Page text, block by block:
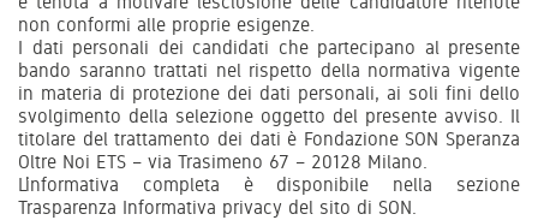
non conformi alle proprie esigenze.
I dati personali dei candidati che partecipano al presente
bando saranno trattati nel rispetto della normativa vigente
in materia di protezione dei dati personali, ai soli fini dello
svolgimento della selezione oggetto del presente avviso. Il
titolare del trattamento dei dati è Fondazione SON Speranza
Oltre Noi ETS – via Trasimeno 67 – 20128 Milano.
L’informativa completa è disponibile nella sezione
Trasparenza Informativa privacy del sito di SON.